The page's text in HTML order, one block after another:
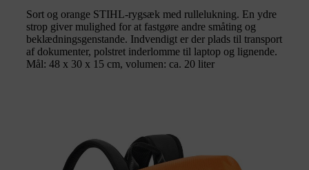
Sort og orange STIHL-rygsæk med rullelukning. En ydre
strop giver mulighed for at fastgøre andre småting og
beklædningsgenstande. Indvendigt er der plads til transport
af dokumenter, polstret inderlomme til laptop og lignende.
Mål: 48 x 30 x 15 cm, volumen: ca. 20 liter